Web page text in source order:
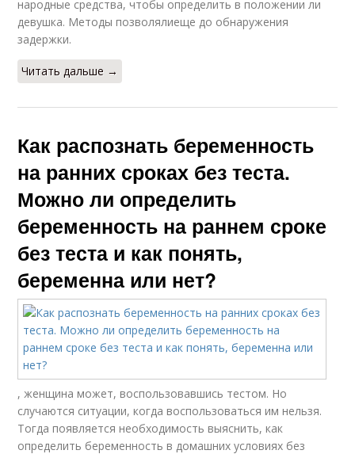
народные средства, чтобы определить в положении ли
девушка. Методы позволялиеще до обнаружения
задержки.
Читать дальше →
Как распознать беременность
на ранних сроках без теста.
Можно ли определить
беременность на раннем сроке
без теста и как понять,
беременна или нет?
, женщина может, воспользовавшись тестом. Но
случаются ситуации, когда воспользоваться им нельзя.
Тогда появляется необходимость выяснить, как
определить беременность в домашних условиях без